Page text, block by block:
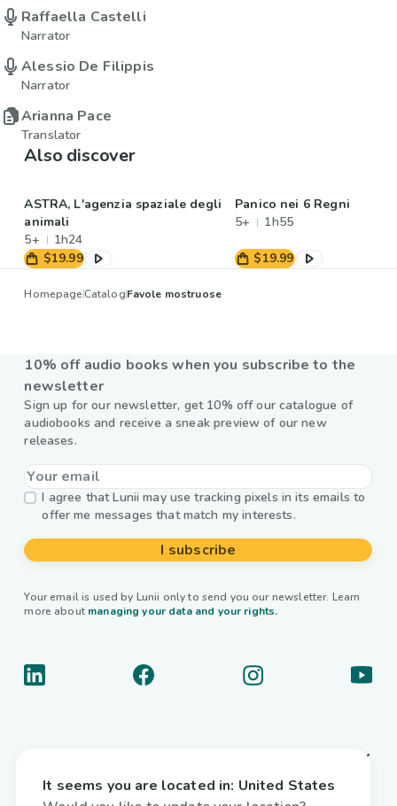
Raffaella Castelli
Narrator
Alessio De Filippis
Narrator
Arianna Pace
Translator
Also discover
ASTRA, L'agenzia spaziale degli
animali
5+
1h24
$19.99
Panico nei 6 Regni
5+
1h55
$19.99
HomepageCatalogFavole mostruose
10% off audio books when you subscribe to the
newsletter
Sign up for our newsletter, get 10% off our catalogue of
audiobooks and receive a sneak preview of our new
releases.
I agree that Lunii may use tracking pixels in its emails to
offer me messages that match my interests.
I subscribe
Your email is used by Lunii only to send you our newsletter. Learn
more about managing your data and your rights.
Useful links
It seems you are located in: United States